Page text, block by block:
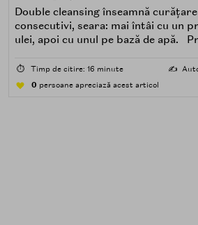
Double cleansing înseamnă
consecutivi, seara: mai întâi cu un
ulei, apoi cu unul pe bază de apă.
poluare. Al doilea îndepărtează
⏱️ Timp de citire: 16 minute ✍️
0 persoane apreciază acest articol